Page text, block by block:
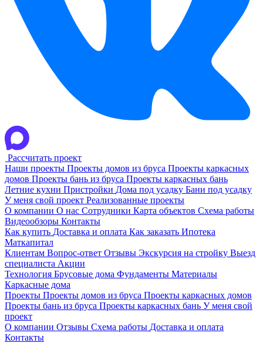
Рассчитать проект
Наши проекты Проекты домов из бруса Проекты каркасных
домов Проекты бань из бруса Проекты каркасных бань
Летние кухни Пристройки Дома под усадку Бани под усадку
У меня свой проект Реализованные проекты
О компании О нас Сотрудники Карта объектов Схема работы
Видеообзоры Контакты
Как купить Доставка и оплата Как заказать Ипотека
Маткапитал
Клиентам Вопрос-ответ Отзывы Экскурсия на стройку Выезд
специалиста Акции
Технология Брусовые дома Фундаменты Материалы
Каркасные дома
Проекты Проекты домов из бруса Проекты каркасных домов
Проекты бань из бруса Проекты каркасных бань У меня свой
проект
О компании Отзывы Схема работы Доставка и оплата
Контакты